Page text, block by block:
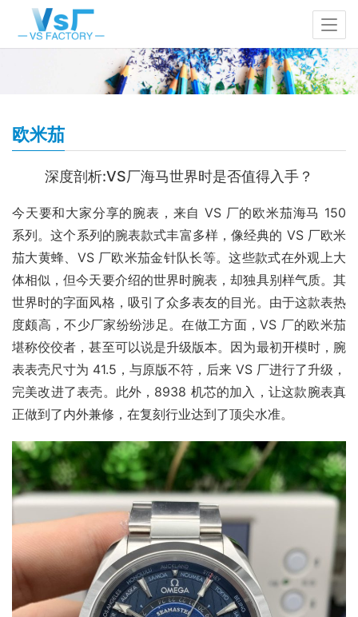
欧米茄
深度剖析:VS厂海马世界时是否值得入手？
今天要和大家分享的腕表，来自 VS 厂的欧米茄海马 150
系列。这个系列的腕表款式丰富多样，像经典的 VS 厂欧米
茄大黄蜂、VS 厂欧米茄金针队长等。这些款式在外观上大
体相似，但今天要介绍的世界时腕表，却独具别样气质。其
世界时的字面风格，吸引了众多表友的目光。由于这款表热
度颇高，不少厂家纷纷涉足。在做工方面，VS 厂的欧米茄
堪称佼佼者，甚至可以说是升级版本。因为最初开模时，腕
表表壳尺寸为 41.5，与原版不符，后来 VS 厂进行了升级，
完美改进了表壳。此外，8938 机芯的加入，让这款腕表真
正做到了内外兼修，在复刻行业达到了顶尖水准。